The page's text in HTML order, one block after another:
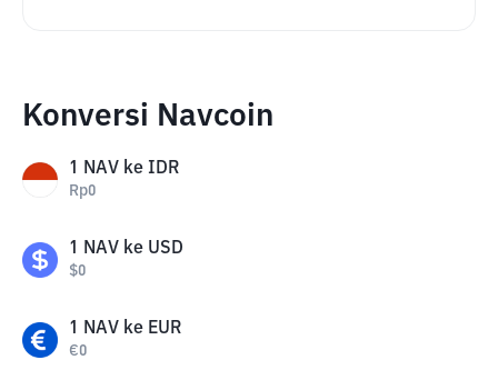
Konversi Navcoin
1 NAV ke IDR
Rp0
1 NAV ke USD
$0
1 NAV ke EUR
€0